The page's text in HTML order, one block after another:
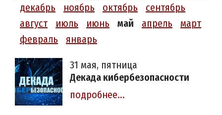
декабрь
ноябрь октябрь
сентябрь
август
июль июнь май апрель
март
февраль
январь
31 мая, пятница
Декада кибербезопасности
подробнее...